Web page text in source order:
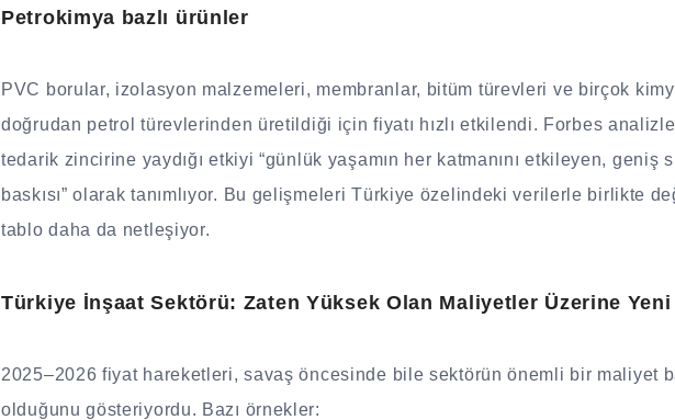
Petrokimya bazlı ürünler
PVC borular, izolasyon malzemeleri, membranlar, bitüm türevleri ve birçok
doğrudan petrol türevlerinden üretildiği için fiyatı hızlı etkilendi. Forbes
tedarik zincirine yaydığı etkiyi “günlük yaşamın her katmanını etkileyen, geniş
baskısı” olarak tanımlıyor. Bu gelişmeleri Türkiye özelindeki verilerle birlikte
tablo daha da netleşiyor.
Türkiye İnşaat Sektörü: Zaten Yüksek Olan Maliyetler Üzerine Yeni
2025–2026 fiyat hareketleri, savaş öncesinde bile sektörün önemli bir maliyet
olduğunu gösteriyordu. Bazı örnekler: